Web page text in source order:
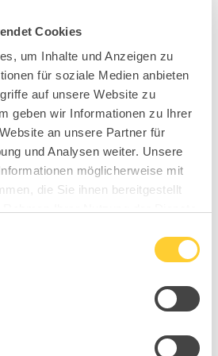
Cookies
um Inhalte und Anzeigen zu
für soziale Medien anbieten
auf unsere Website zu
geben wir Informationen zu Ihrer
an unsere Partner für
und Analysen weiter. Unsere
möglicherweise mit
die Sie ihnen bereitgestellt